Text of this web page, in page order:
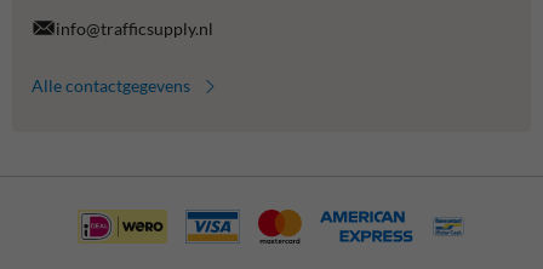
info@trafficsupply.nl
Alle contactgegevens